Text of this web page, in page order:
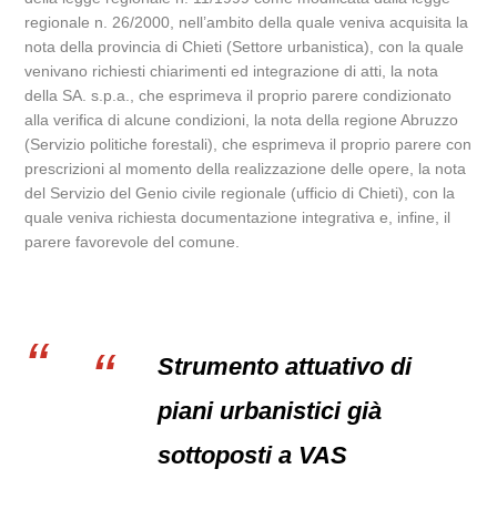
regionale n. 26/2000, nell’ambito della quale veniva acquisita la
nota della provincia di Chieti (Settore urbanistica), con la quale
venivano richiesti chiarimenti ed integrazione di atti, la nota
della SA. s.p.a., che esprimeva il proprio parere condizionato
alla verifica di alcune condizioni, la nota della regione Abruzzo
(Servizio politiche forestali), che esprimeva il proprio parere con
prescrizioni al momento della realizzazione delle opere, la nota
del Servizio del Genio civile regionale (ufficio di Chieti), con la
quale veniva richiesta documentazione integrativa e, infine, il
parere favorevole del comune.
Strumento attuativo di
piani urbanistici già
sottoposti a VAS